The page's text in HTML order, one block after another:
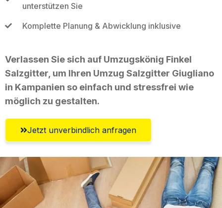
unterstützen Sie
Komplette Planung & Abwicklung inklusive
Verlassen Sie sich auf Umzugskönig Finkel
Salzgitter, um Ihren Umzug Salzgitter Giugliano
in Kampanien so einfach und stressfrei wie
möglich zu gestalten.
Jetzt unverbindlich anfragen